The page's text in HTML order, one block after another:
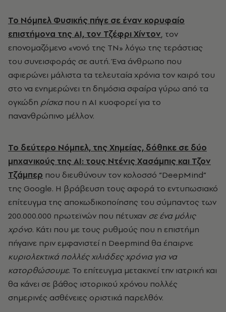
Το Νόμπελ Φυσικής πήγε σε έναν κορυφαίο
επιστήμονα της ΑΙ, τον Τζέφρι Χίντον, τον
επονομαζόμενο «νονό της ΤΝ» λόγω της τεράστιας
του συνεισφοράς σε αυτή. Ένα άνθρωπο που
αφιερώνει μάλιστα τα τελευταία χρόνια τον καιρό του
στο να ενημερώνει τη δημόσια σφαίρα γύρω από τα
ογκώδη ρίσκαπου η ΑΙ κυοφορεί για το
πανανθρώπινο μέλλον.
Το δεύτερο Νόμπελ, της Χημείας, δόθηκε σε δύο
μηχανικούς της ΑΙ: τους Ντένις Χασάμπις και Τζον
Τζάμπερ που διευθύνουν τον κολοσσό “DeepMind”
της Google. Η βράβευση τους αφορά το εντυπωσιακό
επίτευγμα της αποκωδικοποίησης του σύμπαντος των
200.000.000 πρωτεϊνών που πέτυχαν σε ένα μόλις
χρόνο. Κάτι που με τους ρυθμούς που η επιστήμη
πήγαινε πριν εμφανιστεί η Deepmind θα έπαιρνε
κυριολεκτικά πολλές χιλιάδες χρόνια για να
κατορθώσουμε. Το επίτευγμα μετακινεί την ιατρική και
θα κάνει σε βάθος ιστορικού χρόνου πολλές
σημερινές ασθένειες οριστικά παρελθόν.